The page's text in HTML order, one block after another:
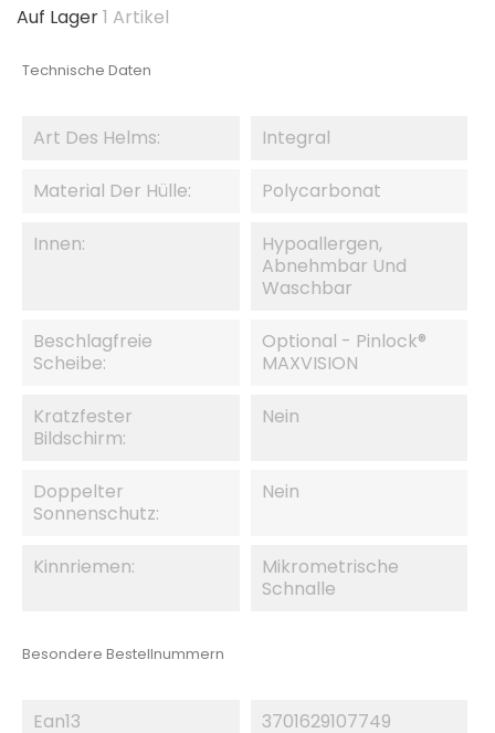
Auf Lager1 Artikel
Technische Daten
Art Des Helms: Integral
Material Der Hülle: Polycarbonat
Innen:
Hypoallergen,
Abnehmbar Und
Waschbar
Beschlagfreie
Scheibe:
Optional - Pinlock®
MAXVISION
Kratzfester
Bildschirm:
Nein
Doppelter
Sonnenschutz:
Nein
Kinnriemen:
Mikrometrische
Schnalle
Besondere Bestellnummern
Ean13 3701629107749